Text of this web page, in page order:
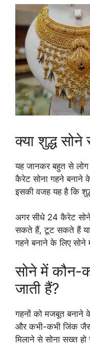
क्या शुद्ध
यह जानकर बहुत से लोग
कैरेट सोना गहने बनाने के
इसकी वजह यह है कि
अगर सीधे 24 कैरेट सोने
सकते हैं, टूट सकते हैं
गहने बनाने के लिए सोने
सोने में कौन-
जाती हैं?
गहनों को मजबूत बनाने
और कभी-कभी जिंक
मिलाने से सोना सख्त